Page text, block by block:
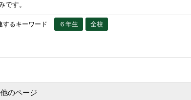
です。
するキーワード ６年生 全校
のページ